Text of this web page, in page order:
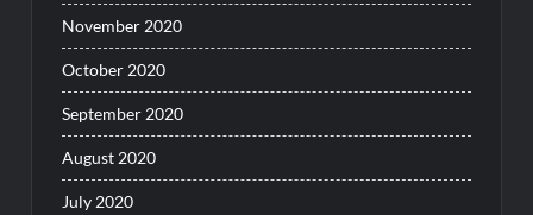
November 2020
October 2020
September 2020
August 2020
July 2020